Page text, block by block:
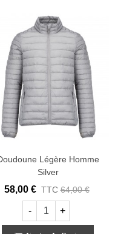
Légère Homme
Silver
58,00 € TTC 64,00 €
- +